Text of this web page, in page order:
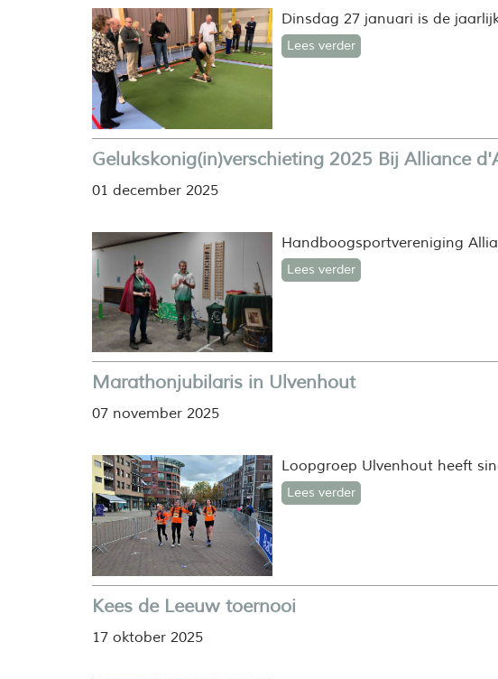
Dinsdag 27 januari is de
Lees verder
Gelukskonig(in)verschieting 2025 Bij Alliance
01 december 2025
Handboogsportvereniging
Lees verder
Marathonjubilaris in Ulvenhout
07 november 2025
Loopgroep Ulvenhout heeft
Lees verder
Kees de Leeuw toernooi
17 oktober 2025